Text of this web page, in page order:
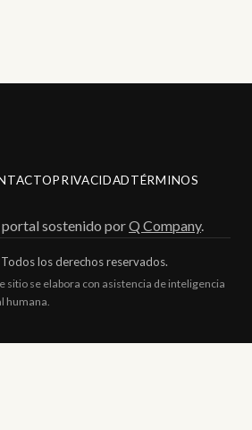
PRIVACIDADTÉRMINOS
portal sostenido porQ Company.
los derechos reservados.
sitio se elabora con asistencia de inteligencia
humana.